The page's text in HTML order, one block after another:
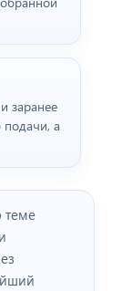
заранее
подачи, а
теме